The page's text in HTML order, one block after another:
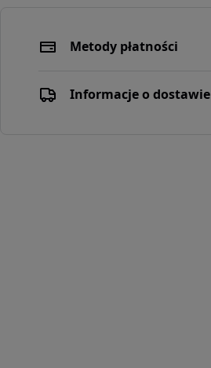
Metody płatności
Informacje o dostawie